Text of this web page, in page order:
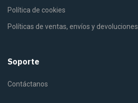
Política de cookies
Políticas de ventas, envíos y devoluciones
Soporte
Contáctanos